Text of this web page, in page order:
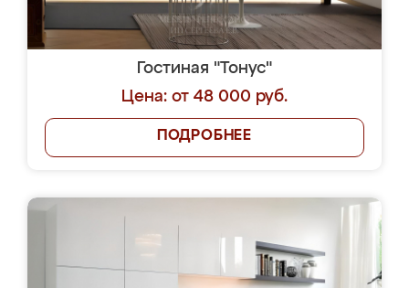
Гостиная "Тонус"
Цена: от 48 000 руб.
ПОДРОБНЕЕ